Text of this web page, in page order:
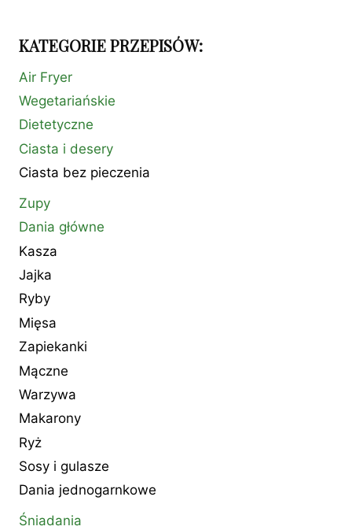
KATEGORIE PRZEPISÓW:
Air Fryer
Wegetariańskie
Dietetyczne
Ciasta i desery
Ciasta bez pieczenia
Zupy
Dania główne
Kasza
Jajka
Ryby
Mięsa
Zapiekanki
Mączne
Warzywa
Makarony
Ryż
Sosy i gulasze
Dania jednogarnkowe
Śniadania